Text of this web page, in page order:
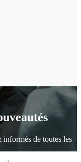
de toutes les